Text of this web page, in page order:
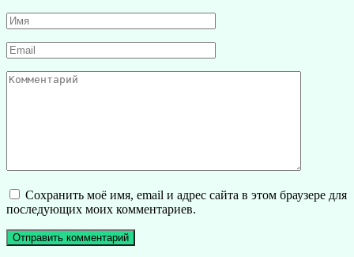
Имя
*
Email
*
Комментарий
Сохранить моё имя, email и адрес сайта в этом браузере для
последующих моих комментариев.